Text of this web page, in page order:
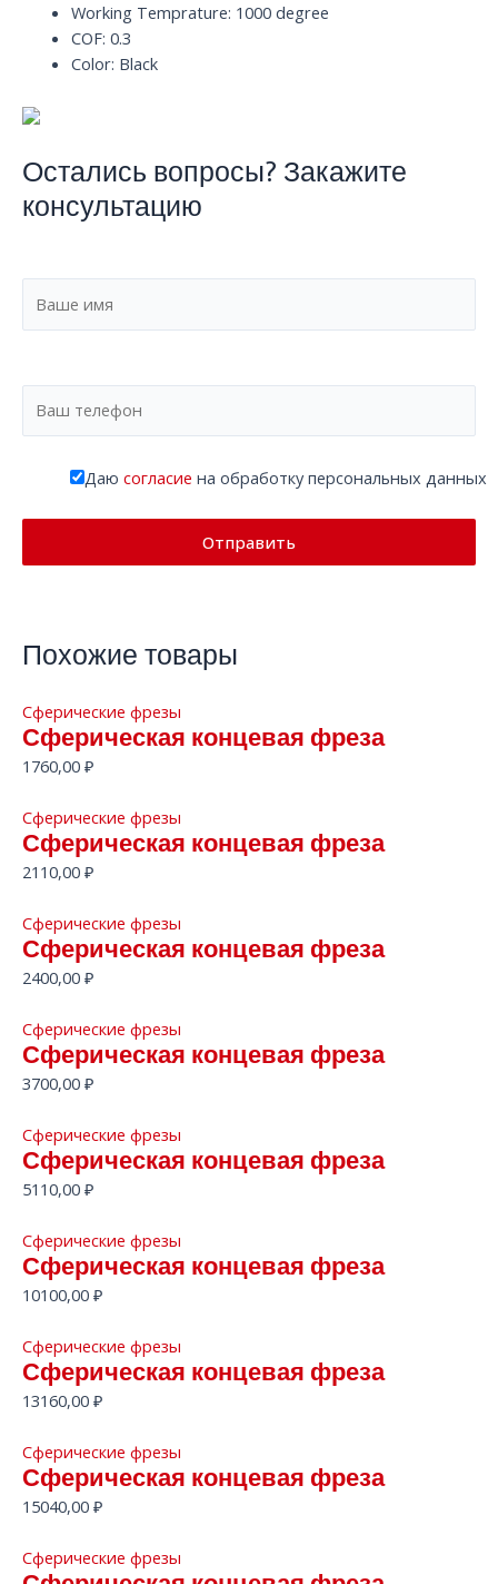
Working Temprature: 1000 degree
COF: 0.3
Color: Black
Остались вопросы? Закажите
консультацию
Даю согласие на обработку персональных данных
Похожие товары
Сферические фрезы
Сферическая концевая фреза
1760,00 ₽
Сферические фрезы
Сферическая концевая фреза
2110,00 ₽
Сферические фрезы
Сферическая концевая фреза
2400,00 ₽
Сферические фрезы
Сферическая концевая фреза
3700,00 ₽
Сферические фрезы
Сферическая концевая фреза
5110,00 ₽
Сферические фрезы
Сферическая концевая фреза
10100,00 ₽
Сферические фрезы
Сферическая концевая фреза
13160,00 ₽
Сферические фрезы
Сферическая концевая фреза
15040,00 ₽
Сферические фрезы